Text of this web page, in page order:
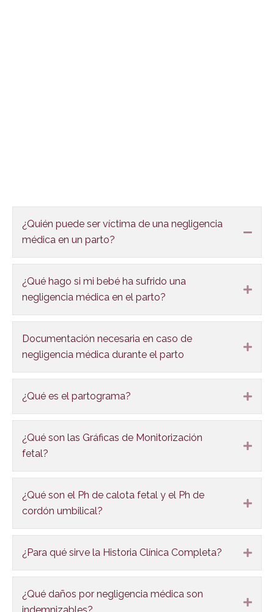
¿Quién puede ser víctima de una negligencia
médica en un parto?
¿Qué hago si mi bebé ha sufrido una
negligencia médica en el parto?
Documentación necesaria en caso de
negligencia médica durante el parto
¿Qué es el partograma?
¿Qué son las Gráficas de Monitorización
fetal?
¿Qué son el Ph de calota fetal y el Ph de
cordón umbilical?
¿Para qué sirve la Historia Clínica Completa?
¿Qué daños por negligencia médica son